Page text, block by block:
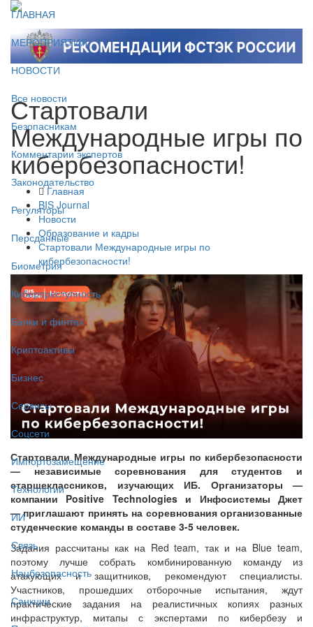
ГЛАВНАЯ
МЕРОПРИЯТИЯ
НОВОСТИ
Все новости
Безопасникам
Комментарии экспертов
Законодательство
Регуляторы
Персданные
Биометрия
Киберпреступность
Банки и финтех
Криптоактивы
Бизнес
Сервисы
Соцсети
Импортозамещение
Технологии
ИИ
Связь
Нацбезопасность
Санкции
Стартовали
Международные игры по
кибербезопасности!
Главная
BIS Journal
Новости
Образование и кадры
Стартовали Международные игры по
кибербезопасности!
Стартовали Международные игры по кибербезопасности
— независимые соревнования для студентов и
старшеклассников, изучающих ИБ. Организаторы —
компании Positive Technologies и Инфосистемы Джет
— приглашают принять на соревнования организованные
студенческие команды в составе 3-5 человек.
Задания рассчитаны как на Red team, так и на Blue team,
поэтому лучше собрать комбинированную команду из
атакующих и защитников, рекомендуют специалисты.
Участников, прошедших отборочные испытания, ждут
практические задания на реалистичных копиях разных
инфраструктур, митапы с экспертами по кибербезу и